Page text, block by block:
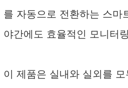
를 자동으로 전환하는 스마
야간에도 효율적인 모니터
이 제품은 실내와 실외를